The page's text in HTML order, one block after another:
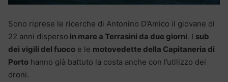
Sono riprese le ricerche di Antonino D’Amico il giovane di
22 anni disperso in mare a Terrasini da due giorni. I sub
dei vigili del fuoco e le motovedette della Capitaneria di
Porto hanno già battuto la costa anche con l’utilizzo dei
droni.